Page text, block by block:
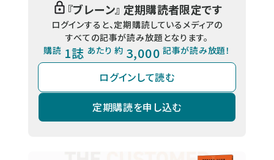
『ブレーン』 定期購読者限定です
ログインすると、定期購読しているメディアの
すべての記事が読み放題となります。
購読 1誌 あたり 約 3,000 記事が読み放題！
ログインして読む
定期購読を申し込む